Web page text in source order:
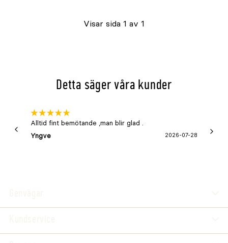
Visar sida 1 av 1
Detta säger våra kunder
Alltid fint bemötande ,man blir glad .
Yngve
2026-07-28